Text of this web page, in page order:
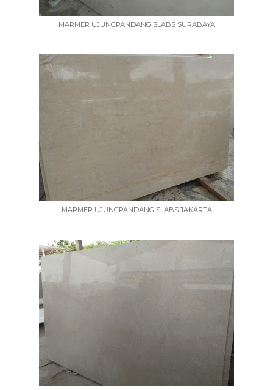
MARMER UJUNGPANDANG SLABS SURABAYA
MARMER UJUNGPANDANG SLABS JAKARTA